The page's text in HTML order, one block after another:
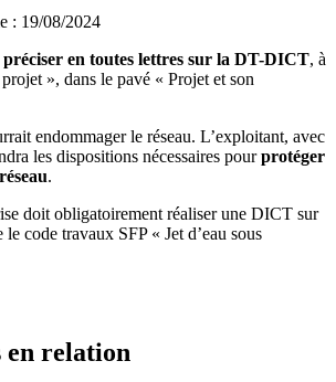
: 19/08/2024
préciser en toutes lettres sur la DT-DICT, à
», dans le pavé « Projet et son
endommager le réseau. L’exploitant, avec
les dispositions nécessaires pourprotéger
.
doit obligatoirement réaliser une DICT sur
code travaux SFP « Jet d’eau sous
en relation